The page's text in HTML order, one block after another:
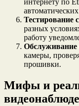
интернету по
Тестирование
разных
работу
Обслуживание
камеры,
прошивки.
Мифы и